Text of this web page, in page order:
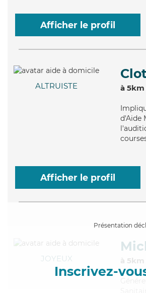
Afficher le profil
ALTRUISTE à 5km
d'Aide
Afficher le profil
Présentation
Inscrivez-
JOYEUX à 5km